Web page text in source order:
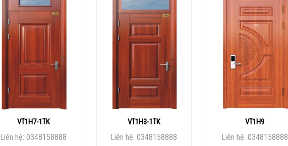
VT1H7-1TK
Liên hệ: 0348158888
VT1H3-1TK
Liên hệ: 0348158888
VT1H9
Liên hệ: 0348158888